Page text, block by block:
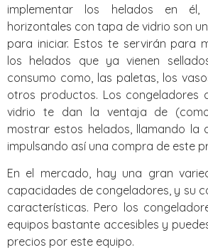
implementar los helados en él,
horizontales con tapa de vidrio son
para iniciar. Estos te servirán para
los helados que ya vienen
consumo como, las paletas, los
otros productos. Los congeladores
vidrio te dan la ventaja de
mostrar estos helados, llamando la
impulsando así una compra de este
En el mercado, hay una gran
capacidades de congeladores, y su
características. Pero los
equipos bastante accesibles y
precios por este equipo.